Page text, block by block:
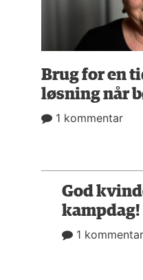
Brug for en
løsning når
1 kommentar
God
kampdag!
1 kommentar